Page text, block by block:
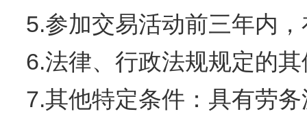
5.参加交易活动前三年内
6.法律、行政法规规定的
7.其他特定条件：具有劳